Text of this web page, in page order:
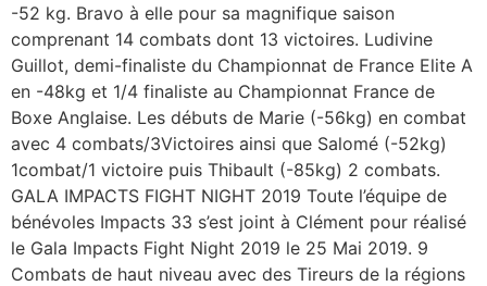
-52 kg. Bravo à elle pour sa magnifique saison
comprenant 14 combats dont 13 victoires. Ludivine
Guillot, demi-finaliste du Championnat de France Elite A
en -48kg et 1/4 finaliste au Championnat France de
Boxe Anglaise. Les débuts de Marie (-56kg) en combat
avec 4 combats/3Victoires ainsi que Salomé (-52kg)
1combat/1 victoire puis Thibault (-85kg) 2 combats.
GALA IMPACTS FIGHT NIGHT 2019 Toute l’équipe de
bénévoles Impacts 33 s’est joint à Clément pour réalisé
le Gala Impacts Fight Night 2019 le 25 Mai 2019. 9
Combats de haut niveau avec des Tireurs de la régions